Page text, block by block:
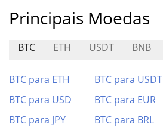
Principais Moedas
BTC ETH USDT BNB
BTC para ETH BTC para USDT
BTC para USD
BTC para EUR
BTC para JPY
BTC para BRL